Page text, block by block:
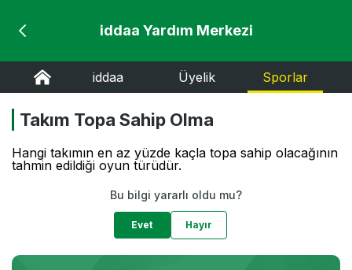
iddaa Yardım Merkezi
iddaa Üyelik Sporlar
Takım Topa Sahip Olma
Hangi takımın en az yüzde kaçla topa sahip olacağının
tahmin edildiği oyun türüdür.
Bu bilgi yararlı oldu mu?
Evet Hayır